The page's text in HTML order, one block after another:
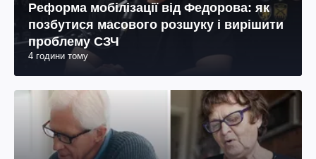
Реформа мобілізації від Федорова: як
позбутися масового розшуку і вирішити
проблему СЗЧ
4 години тому